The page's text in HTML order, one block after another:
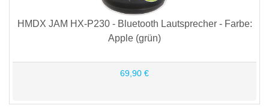
HMDX JAM HX-P230 - Bluetooth Lautsprecher - Farbe:
Apple (grün)
69,90 €